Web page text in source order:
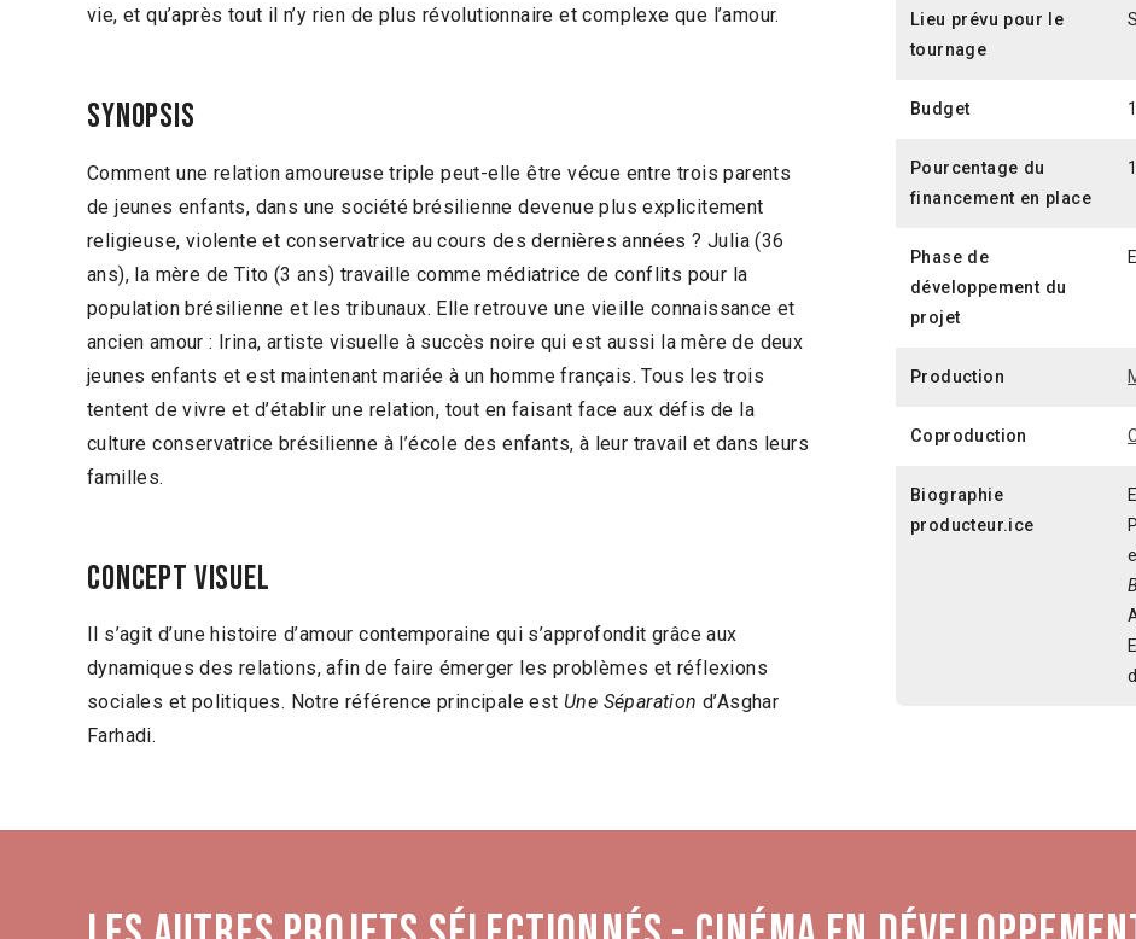
vie, et qu’après tout il n’y rien de plus révolutionnaire et complexe que l’amour.
Synopsis
Comment une relation amoureuse triple peut-elle être vécue entre trois parents
de jeunes enfants, dans une société brésilienne devenue plus explicitement
religieuse, violente et conservatrice au cours des dernières années ? Julia (36
ans), la mère de Tito (3 ans) travaille comme médiatrice de conflits pour la
population brésilienne et les tribunaux. Elle retrouve une vieille connaissance et
ancien amour : Irina, artiste visuelle à succès noire qui est aussi la mère de deux
jeunes enfants et est maintenant mariée à un homme français. Tous les trois
tentent de vivre et d’établir une relation, tout en faisant face aux défis de la
culture conservatrice brésilienne à l’école des enfants, à leur travail et dans leurs
familles.
Concept visuel
Il s’agit d’une histoire d’amour contemporaine qui s’approfondit grâce aux
dynamiques des relations, afin de faire émerger les problèmes et réflexions
sociales et politiques. Notre référence principale est Une Séparation d’Asghar
Farhadi.
Lieu prévu pour le
tournage
Budget
Pourcentage du
financement en place
Phase de
développement du
projet
Production
Coproduction
Biographie
producteur.ice